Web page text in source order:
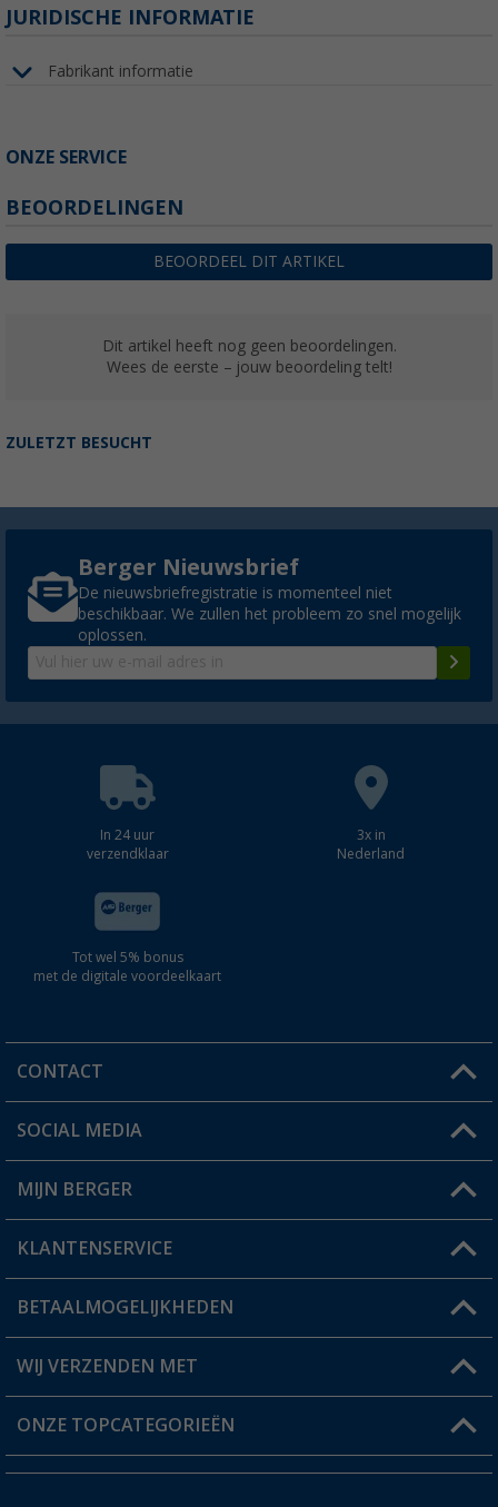
JURIDISCHE INFORMATIE
Fabrikant informatie
ONZE SERVICE
BEOORDELINGEN
BEOORDEEL DIT ARTIKEL
Dit artikel heeft nog geen beoordelingen.
Wees de eerste – jouw beoordeling telt!
ZULETZT BESUCHT
Berger Nieuwsbrief
De nieuwsbriefregistratie is momenteel niet
beschikbaar. We zullen het probleem zo snel mogelijk
oplossen.
In 24 uur
verzendklaar
3x in
Nederland
Tot wel 5% bonus
met de digitale voordeelkaart
CONTACT
Een vraag?
Winkel vinden
SOCIAL MEDIA
MIJN BERGER
Mijn account
Status bestelling
Verlanglijstje
KLANTENSERVICE
FAQ & Contact
Verzendinformatie
Catalogus
BETAALMOGELIJKHEDEN
WIJ VERZENDEN MET
ONZE TOPCATEGORIEËN